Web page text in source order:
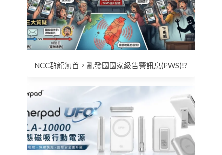
NCC群龍無首，亂發國國家級告警訊息(PWS)!?